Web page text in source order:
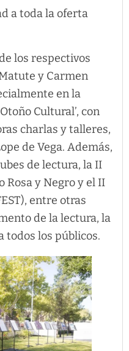
a toda la oferta
los respectivos
y Carmen
en la
Cultural’, con
charlas y talleres,
de Vega. Además,
de lectura, la II
Rosa y Negro y el II
entre otras
de la lectura, la
todos los públicos.